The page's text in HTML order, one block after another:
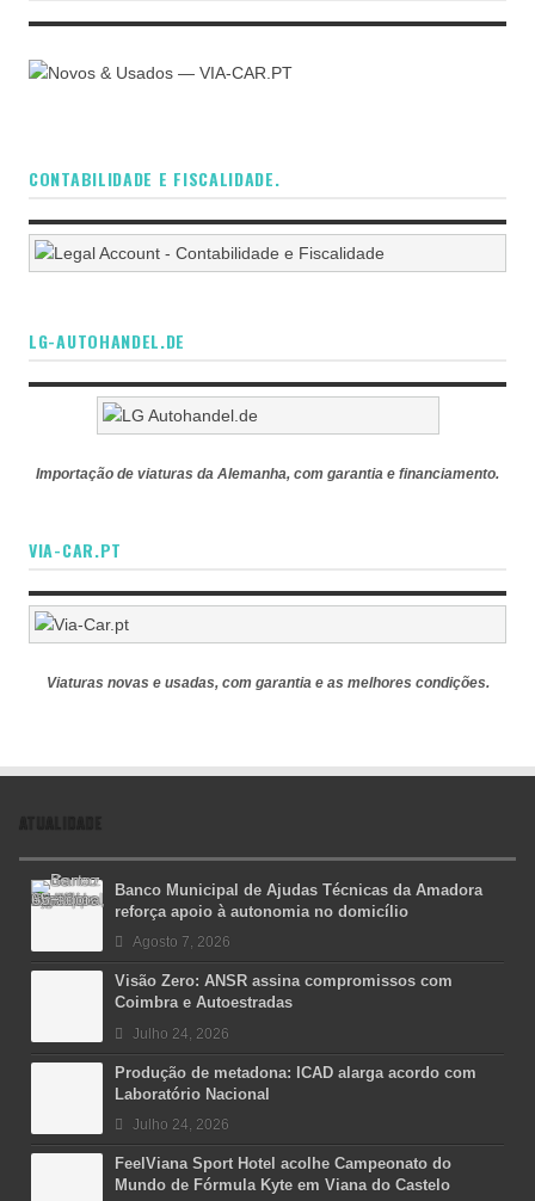
CONTABILIDADE E FISCALIDADE.
LG-AUTOHANDEL.DE
Importação de viaturas da Alemanha, com garantia e financiamento.
VIA-CAR.PT
Viaturas novas e usadas, com garantia e as melhores condições.
ATUALIDADE
Banco Municipal de Ajudas Técnicas da Amadora
reforça apoio à autonomia no domicílio
Agosto 7, 2026
Visão Zero: ANSR assina compromissos com
Coimbra e Autoestradas
Julho 24, 2026
Produção de metadona: ICAD alarga acordo com
Laboratório Nacional
Julho 24, 2026
FeelViana Sport Hotel acolhe Campeonato do
Mundo de Fórmula Kyte em Viana do Castelo